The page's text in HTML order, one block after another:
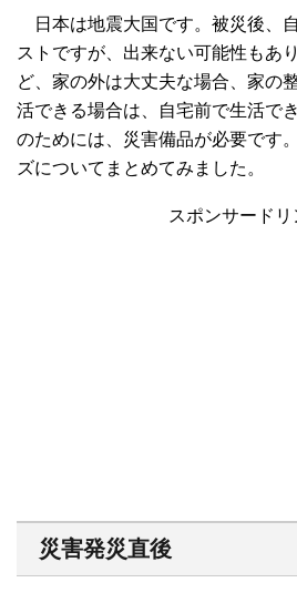
日本は地震大国です。被災後、
ストですが、出来ない可能性もあ
ど、家の外は大丈夫な場合、家の
活できる場合は、自宅前で生活で
のためには、災害備品が必要です
ズについてまとめてみました。
スポンサードリ
災害発災直後